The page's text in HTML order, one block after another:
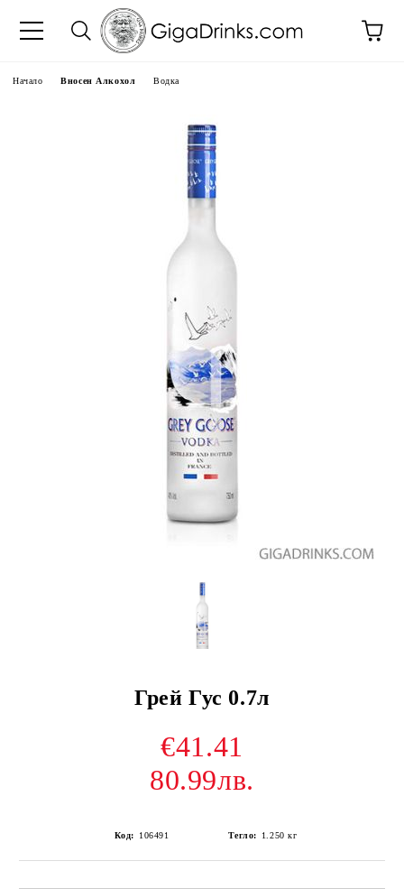
Начало Вносен Алкохол Водка
Грей Гус 0.7л
€41.41
80.99лв.
Код: 106491 Тегло: 1.250 кг